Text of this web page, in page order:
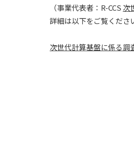
（事業代表者：R-CCS 次
詳細は以下をご覧くださ
次世代計算基盤に係る調